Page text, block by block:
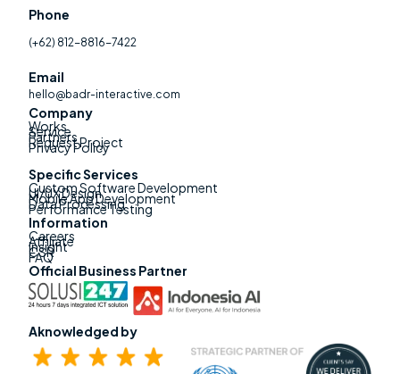
Phone
(+62) 812-8816-7422
Email
hello@badr-interactive.com
Company
Works
Service
Partners
Request Project
Privacy Policy
Specific Services
Custom Software Development
UI/UX Design
Mobile App Development
Data Processing
Performance Testing
Information
Careers
Affiliate
Insight
CSR
FAQ
Official Business Partner
Aknowledged by